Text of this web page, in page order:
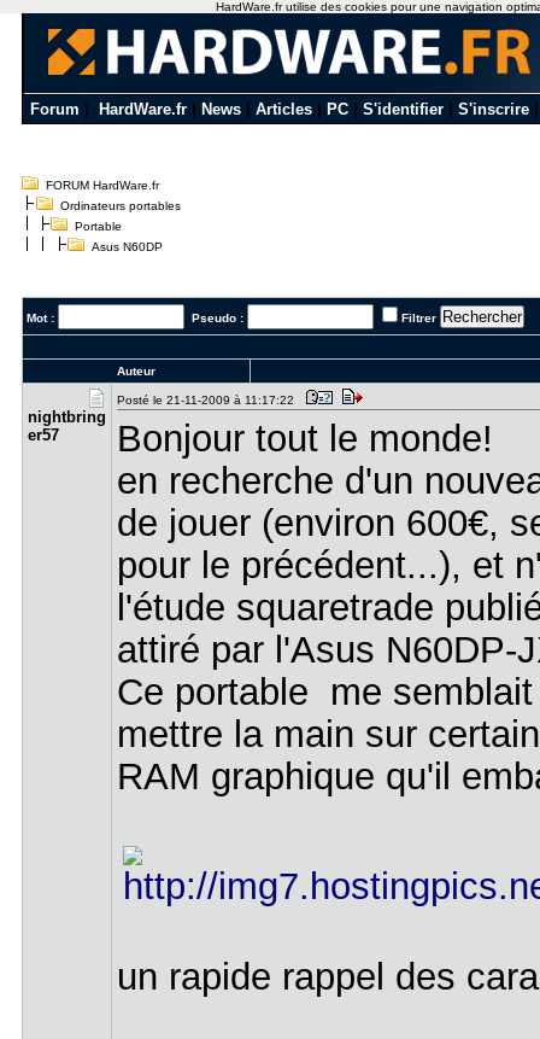
Forum HardWare.fr News Articles PC S'identifier S'inscrire
FORUM HardWare.fr
Ordinateurs portables
Portable
Asus N60DP
Mot : Pseudo : Filtrer
Auteur
nightbring​
er57
Posté le 21-11-2009 à 11:17:22
Bonjour tout le monde!
en recherche d'un
de jouer (environ 600€,
pour le précédent...), et
l'étude squaretrade
attiré par l'Asus N60DP-
Ce portable me
mettre la main sur
RAM graphique qu'il
un rapide rappel des
HardWare.fr utilise des cookies pour une navigation